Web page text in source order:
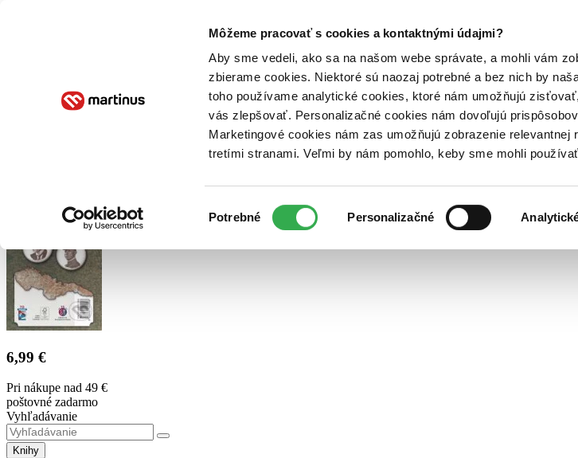
Môžeme pracovať s cookies a kontaktnými údajmi?
Aby sme vedeli, ako sa na našom webe správate, a mohli vám
zbierame cookies. Niektoré sú naozaj potrebné a bez nich by
toho používame analytické cookies, ktoré nám umožňujú
vás zlepšovať. Personalizačné cookies nám dovoľujú
Marketingové cookies nám zas umožňujú zobrazenie relevantnej
tretími stranami. Veľmi by nám pomohlo, keby sme mohli
súhlasu
Potrebné Personalizačné
Poukážky Kontakt
6,99 €
Pri nákupe nad 49 €
poštovné zadarmo
Vyhľadávanie
Knihy